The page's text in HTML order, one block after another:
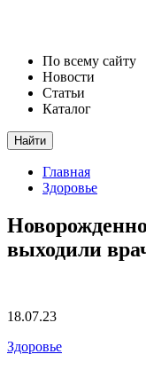
По всему сайту
Новости
Статьи
Каталог
Найти
Главная
Здоровье
выходили
18.07.23
Здоровье